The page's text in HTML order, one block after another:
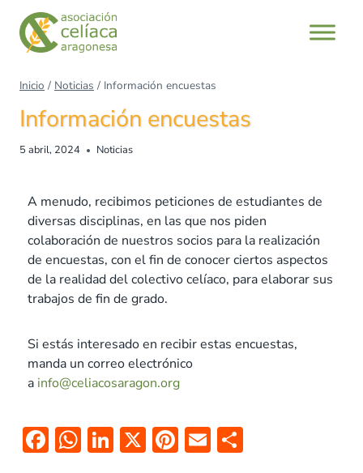
Inicio / Noticias / Información encuestas
Información encuestas
5 abril, 2024 Noticias
A menudo, recibimos peticiones de estudiantes de
diversas disciplinas, en las que nos piden
colaboración de nuestros socios para la realización
de encuestas, con el fin de conocer ciertos aspectos
de la realidad del colectivo celíaco, para elaborar sus
trabajos de fin de grado.
Si estás interesado en recibir estas encuestas,
manda un correo electrónico
a info@celiacosaragon.org
F W Li X Pi E